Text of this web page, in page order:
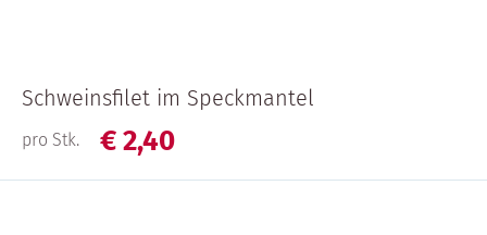
Schweinsfilet im Speckmantel
pro Stk. €2,40